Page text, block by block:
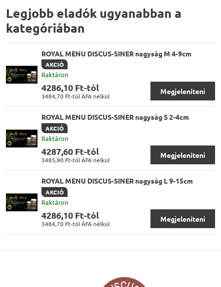
Legjobb eladók ugyanabban a
kategóriában
ROYAL MENU DISCUS-SINER nagyság M 4-9cm
AKCIÓ
Raktáron
4286,10 Ft-tól
3484,70 Ft-tólÁFA nélkül
Megjeleníteni
ROYAL MENU DISCUS-SINER nagyság S 2-4cm
AKCIÓ
Raktáron
4287,60 Ft-tól
3485,90 Ft-tólÁFA nélkül
Megjeleníteni
ROYAL MENU DISCUS-SINER nagyság L 9-15cm
AKCIÓ
Raktáron
4286,10 Ft-tól
3484,70 Ft-tólÁFA nélkül
Megjeleníteni